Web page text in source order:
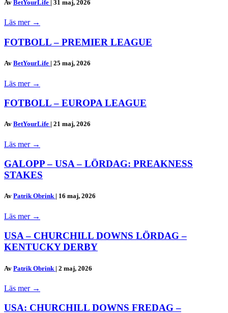
Av BetYourLife | 31 maj, 2026
Läs mer →
FOTBOLL – PREMIER LEAGUE
Av BetYourLife | 25 maj, 2026
Läs mer →
FOTBOLL – EUROPA LEAGUE
Av BetYourLife | 21 maj, 2026
Läs mer →
GALOPP – USA – LÖRDAG: PREAKNESS
STAKES
Av Patrik Obrink | 16 maj, 2026
Läs mer →
USA – CHURCHILL DOWNS LÖRDAG –
KENTUCKY DERBY
Av Patrik Obrink | 2 maj, 2026
Läs mer →
USA: CHURCHILL DOWNS FREDAG –